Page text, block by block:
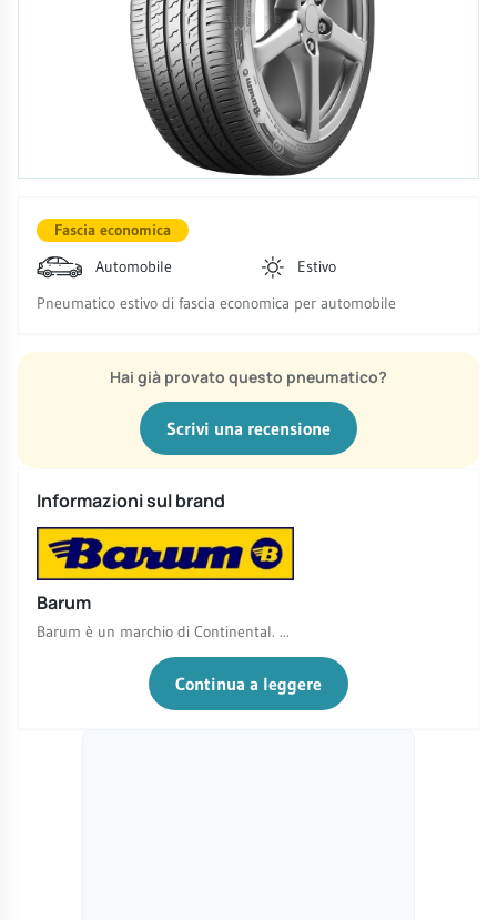
Fascia economica
Automobile
Estivo
Pneumatico estivo di fascia economica per automobile
Hai già provato questo pneumatico?
Scrivi una recensione
Informazioni sul brand
Barum
Barum è un marchio di Continental. ...
Continua a leggere